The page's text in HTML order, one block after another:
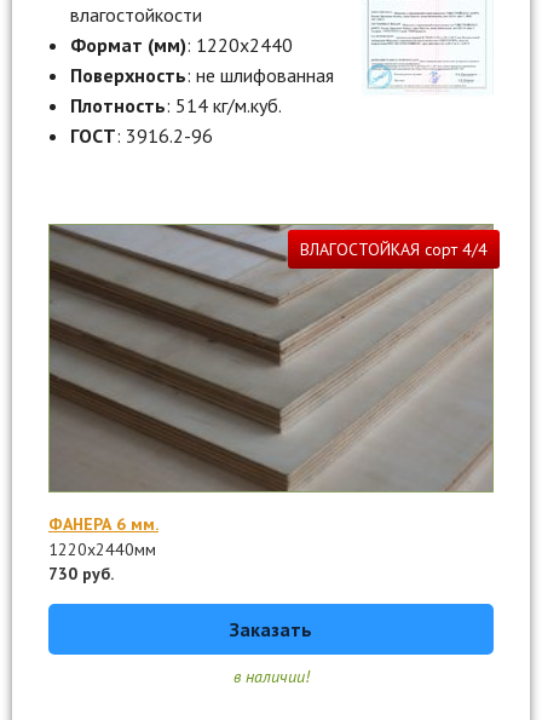
влагостойкости
Формат (мм): 1220х2440
Поверхность: не шлифованная
Плотность: 514 кг/м.куб.
ГОСТ: 3916.2-96
ВЛАГОСТОЙКАЯ сорт 4/4
ФАНЕРА 6 мм.
1220х2440мм
730 руб.
Заказать
в наличии!